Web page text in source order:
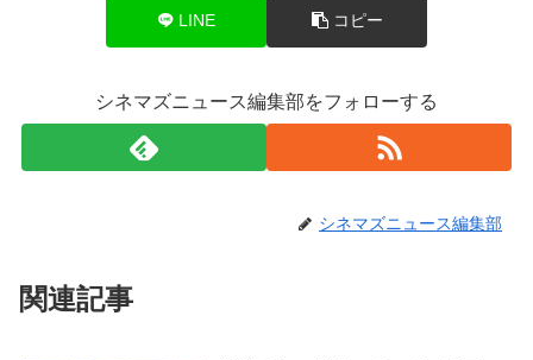
LINE コピー
シネマズニュース編集部をフォローする
シネマズニュース編集部
関連記事